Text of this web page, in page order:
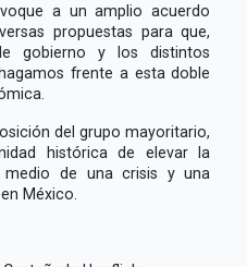
a un amplio acuerdo
propuestas para que,
gobierno y los distintos
frente a esta doble
del grupo mayoritario,
histórica de elevar la
medio de una crisis y una
México.